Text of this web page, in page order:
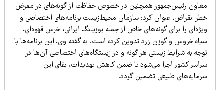
رئیس‌جمهور همچنین در خصوص حفاظت از گونه‌های در معرض
انقراض، عنوان کرد: سازمان محیط‌زیست برنامه‌های اختصاصی و
را برای گونه‌های خاص از جمله یوزپلنگ ایرانی، خرس قهوه‌ای،
خروس و گوزن زرد تدوین کرده است. به گفته وی، این برنامه‌ها با
به شرایط زیستی هر گونه و در زیستگاه‌های اختصاصی آن‌ها در
کشور اجرا می‌شود تا ضمن کاهش تهدیدات، بقای این
طبیعی تضمین گردد.